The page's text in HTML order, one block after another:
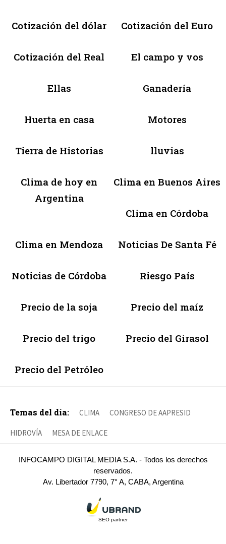
Cotización del dólar Cotización del Euro
Cotización del Real El campo y vos
Ellas Ganadería
Huerta en casa Motores
Tierra de Historias lluvias
Clima de hoy en
Argentina
Clima en Buenos Aires
Clima en Córdoba
Clima en Mendoza Noticias De Santa Fé
Noticias de Córdoba Riesgo País
Precio de la soja Precio del maíz
Precio del trigo Precio del Girasol
Precio del Petróleo
Temas del día: CLIMA CONGRESO DE AAPRESID
HIDROVÍA MESA DE ENLACE
INFOCAMPO DIGITAL MEDIA S.A. - Todos los derechos
reservados.
Av. Libertador 7790, 7° A, CABA, Argentina
SEO partner